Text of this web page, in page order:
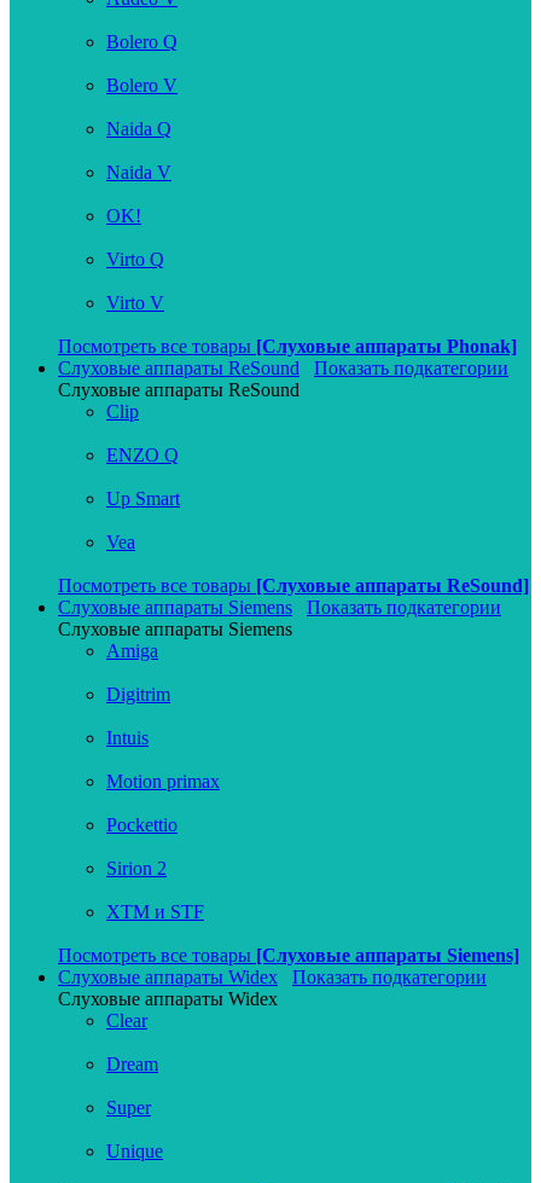
Bolero Q
Bolero V
Naida Q
Naida V
OK!
Virto Q
Virto V
Посмотреть все товары [Слуховые аппараты Phonak]
Слуховые аппараты ReSound
Показать подкатегории
Слуховые аппараты ReSound
Clip
ENZO Q
Up Smart
Vea
Посмотреть все товары [Слуховые аппараты ReSound]
Слуховые аппараты Siemens
Показать подкатегории
Слуховые аппараты Siemens
Amiga
Digitrim
Intuis
Motion primax
Pockettio
Sirion 2
XTM и STF
Посмотреть все товары [Слуховые аппараты Siemens]
Слуховые аппараты Widex
Показать подкатегории
Слуховые аппараты Widex
Clear
Dream
Super
Unique